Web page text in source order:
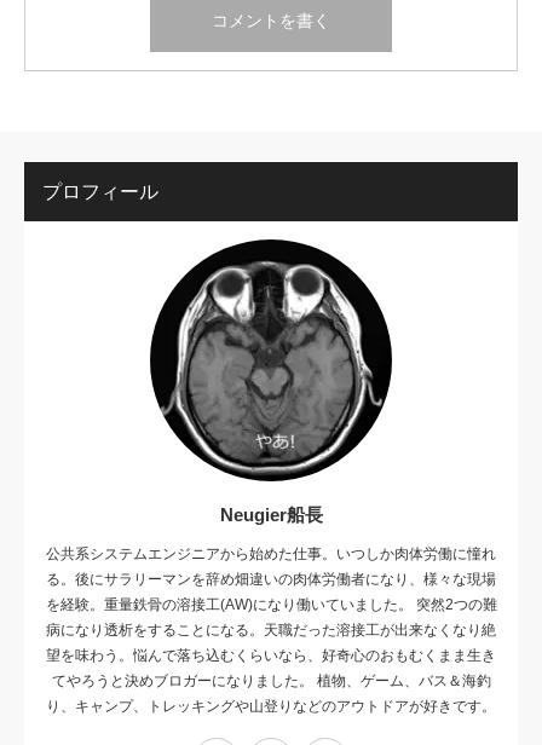
プロフィール
Neugier船長
公共系システムエンジニアから始めた仕事。いつしか肉体労働に憧れ
る。後にサラリーマンを辞め畑違いの肉体労働者になり、様々な現場
を経験。重量鉄骨の溶接工(AW)になり働いていました。 突然2つの難
病になり透析をすることになる。天職だった溶接工が出来なくなり絶
望を味わう。悩んで落ち込むくらいなら、好奇心のおもむくまま生き
てやろうと決めブロガーになりました。 植物、ゲーム、バス＆海釣
り、キャンプ、トレッキングや山登りなどのアウトドアが好きです。